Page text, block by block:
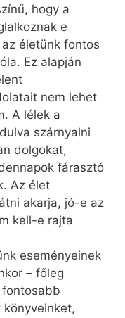
hogy a
e
életünk fontos
Ez alapján
nem lehet
A lélek a
szárnyalni
dolgokat,
fárasztó
Az élet
akarja, jó-e az
kell-e rajta
eseményeinek
– főleg